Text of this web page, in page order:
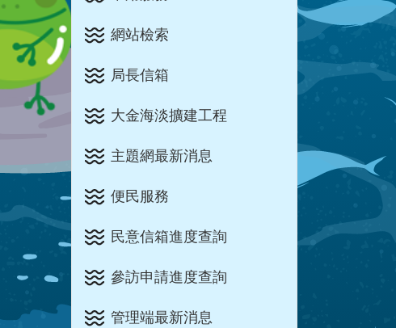
網站檢索
局長信箱
大金海淡擴建工程
主題網最新消息
便民服務
民意信箱進度查詢
參訪申請進度查詢
管理端最新消息